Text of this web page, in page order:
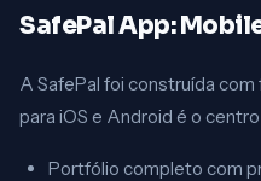
SafePal App:
A SafePal foi construída
para iOS e Android é o
Portfólio completo com